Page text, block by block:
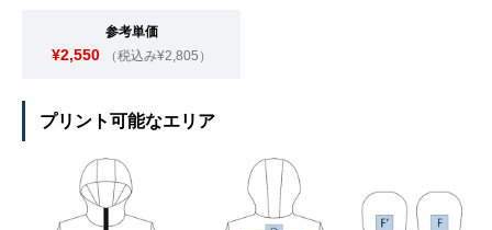
参考単価
¥2,550 （税込み¥2,805）
プリント可能なエリア